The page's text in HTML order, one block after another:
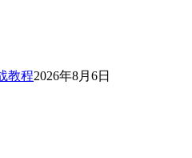
教程2026年8月6日